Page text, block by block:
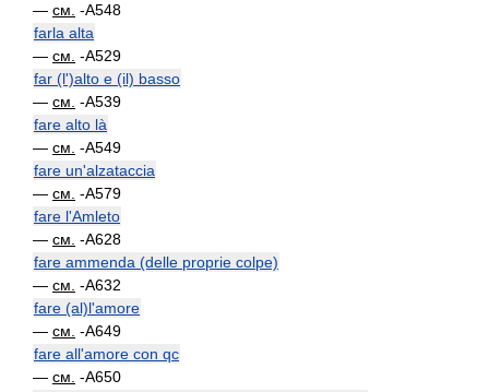
— см. -A548
farla alta
— см. -A529
far (l')alto e (il) basso
— см. -A539
fare alto là
— см. -A549
fare un'alzataccia
— см. -A579
fare l'Amleto
— см. -A628
fare ammenda (delle proprie colpe)
— см. -A632
fare (al)l'amore
— см. -A649
fare all'amore con qc
— см. -A650